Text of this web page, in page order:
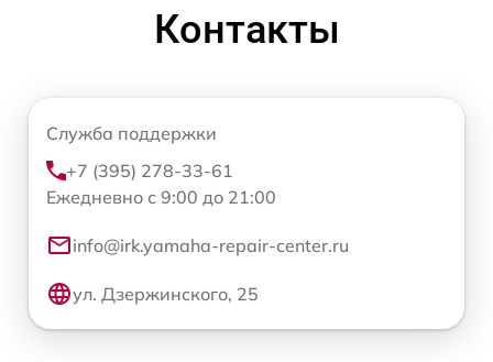
Контакты
Служба поддержки
+7 (395) 278-33-61
Ежедневно с 9:00 до 21:00
info@irk.yamaha-repair-center.ru
ул. Дзержинского, 25